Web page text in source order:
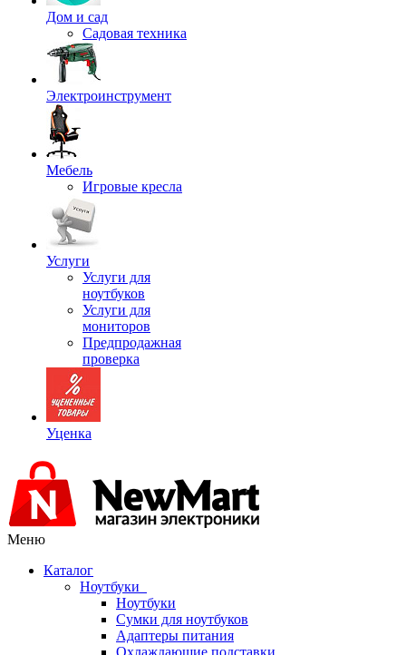
Дом и сад
Садовая техника
Электроинструмент
Мебель
Игровые кресла
Услуги
Услуги для
ноутбуков
Услуги для
мониторов
Предпродажная
проверка
Уценка
Меню
Каталог
Ноутбуки
Ноутбуки
Сумки для ноутбуков
Адаптеры питания
Охлаждающие подставки